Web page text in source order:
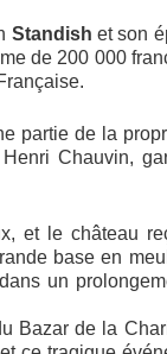
Standish et son
de 200 000
partie de la
Chauvin,
et le château
base en
un
Bazar de la